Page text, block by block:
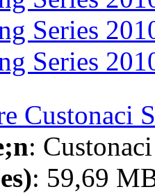
Series
Series
Custonaci
: Custonaci
: 59,69